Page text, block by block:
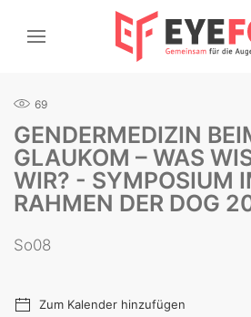
69
GENDERMEDIZIN
GLAUKOM – WAS
WIR? - SYMPOSIUM
RAHMEN DER DOG
So08
Zum Kalender hinzufügen